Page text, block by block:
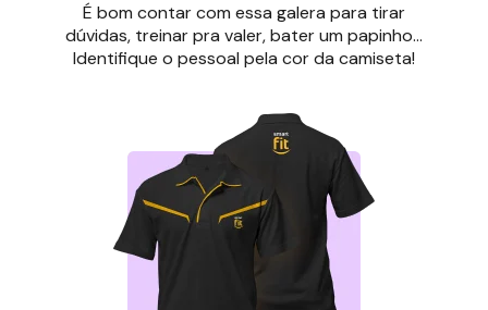
É bom contar com essa galera para tirar
dúvidas, treinar pra valer, bater um papinho...
Identifique o pessoal pela cor da camiseta!